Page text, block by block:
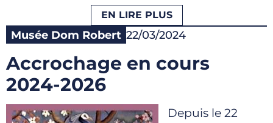
EN LIRE PLUS
Musée Dom Robert 22/03/2024
Accrochage en cours
2024-2026
Depuis le 22